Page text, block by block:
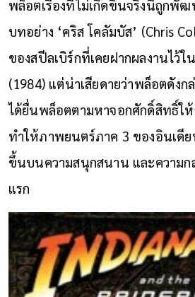
พล็อตเรื่องที่ไม่เกิดขึ้นจริงนี้ถูกพั
บทอย่าง ‘คริส โคลัมบัส’ (Chris
ของสปีลเบิร์กที่เคยฝากผลงานไว้ใน
(1984) แต่น่าเสียดายว่าพล็อตดังก
ได้ยื่นพล็อตตามหาจอกศักดิ์สิทธิ์ใ
ทำให้ภาพยนตร์ภาค 3 ของอินเดีย
ขึ้นบนความสนุกสนาน และความก
แรก